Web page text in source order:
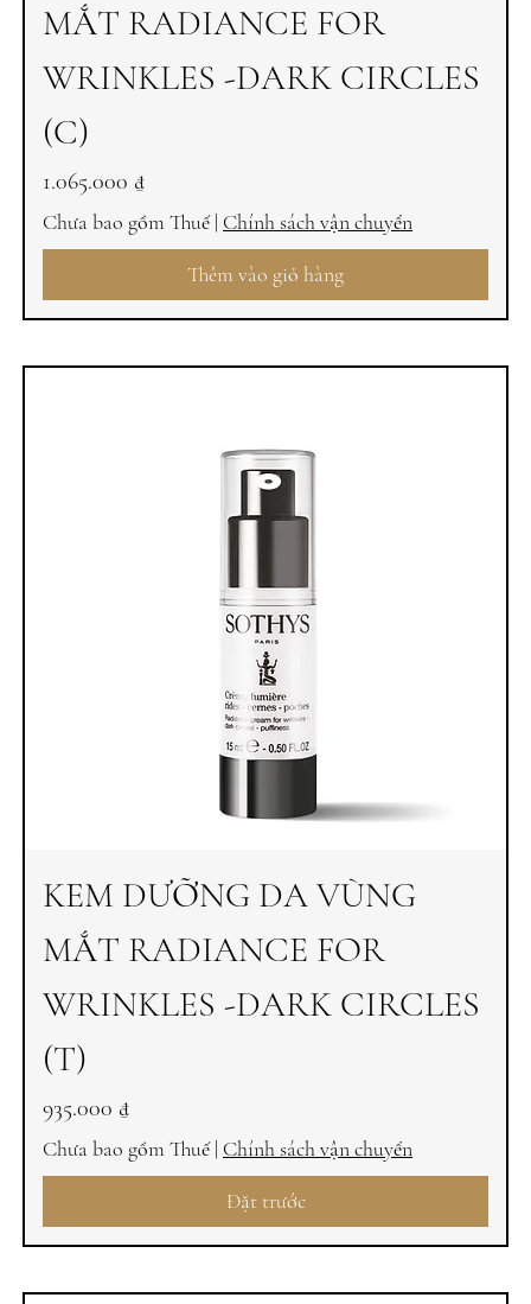
MẮT RADIANCE FOR
WRINKLES -DARK CIRCLES
(C)
Giá
1.065.000 ₫
Chưa bao gồm Thuế| Chính sách vận chuyển
Thêm vào giỏ hàng
KEM DƯỠNG DA VÙNG
MẮT RADIANCE FOR
WRINKLES -DARK CIRCLES
(T)
Giá
935.000 ₫
Chưa bao gồm Thuế| Chính sách vận chuyển
Đặt trước